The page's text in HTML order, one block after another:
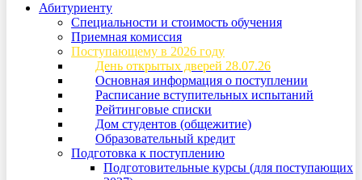
Абитуриенту
Специальности и стоимость обучения
Приемная комиссия
Поступающему в 2026 году
День открытых дверей 28.07.26
Основная информация о поступлении
Расписание вступительных испытаний
Рейтинговые списки
Дом студентов (общежитие)
Образовательный кредит
Подготовка к поступлению
Подготовительные курсы (для поступающих